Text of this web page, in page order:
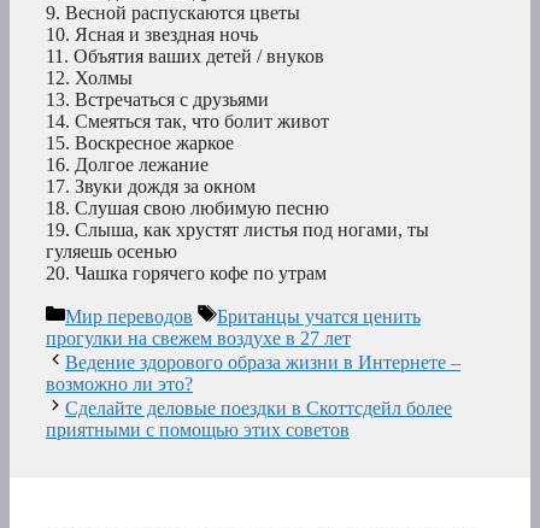
9. Весной распускаются цветы
10. Ясная и звездная ночь
11. Объятия ваших детей / внуков
12. Холмы
13. Встречаться с друзьями
14. Смеяться так, что болит живот
15. Воскресное жаркое
16. Долгое лежание
17. Звуки дождя за окном
18. Слушая свою любимую песню
19. Слыша, как хрустят листья под ногами, ты
гуляешь осенью
20. Чашка горячего кофе по утрам
Рубрики
Мир переводов Метки
Британцы учатся ценить
прогулки на свежем воздухе в 27 лет
Ведение здорового образа жизни в Интернете –
возможно ли это?
Сделайте деловые поездки в Скоттсдейл более
приятными с помощью этих советов